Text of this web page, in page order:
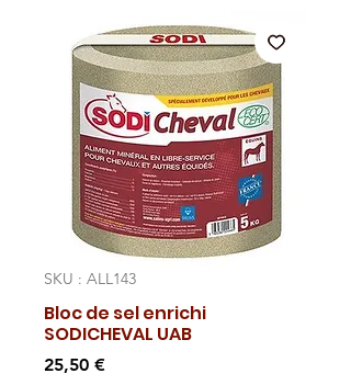
SKU : ALL143
Bloc de sel enrichi
SODICHEVAL UAB
25,50 €Prix